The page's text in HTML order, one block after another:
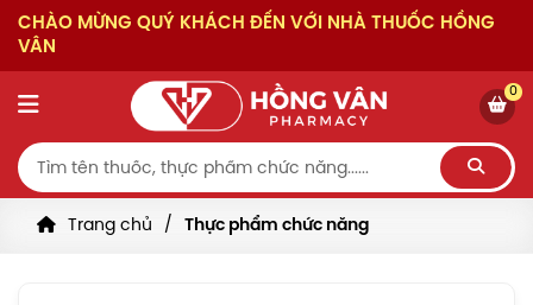
CHÀO MỪNG QUÝ KHÁCH ĐẾN VỚI NHÀ THUỐC HỒNG
VÂN
0
Trang chủ Thực phẩm chức năng